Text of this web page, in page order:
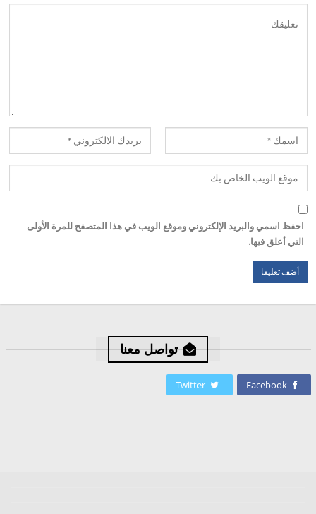
احفظ اسمي والبريد الإلكتروني وموقع الويب في هذا المتصفح للمرة الأولى
التي أعلق فيها.
تواصل معنا
Facebook
Twitter